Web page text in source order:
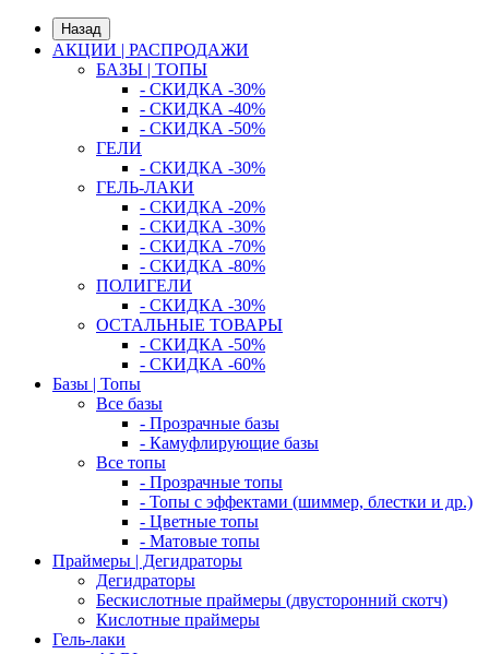
Назад
АКЦИИ | РАСПРОДАЖИ
БАЗЫ | ТОПЫ
- СКИДКА -30%
- СКИДКА -40%
- СКИДКА -50%
ГЕЛИ
- СКИДКА -30%
ГЕЛЬ-ЛАКИ
- СКИДКА -20%
- СКИДКА -30%
- СКИДКА -70%
- СКИДКА -80%
ПОЛИГЕЛИ
- СКИДКА -30%
ОСТАЛЬНЫЕ ТОВАРЫ
- СКИДКА -50%
- СКИДКА -60%
Базы | Топы
Все базы
- Прозрачные базы
- Камуфлирующие базы
Все топы
- Прозрачные топы
- Топы с эффектами (шиммер, блестки и др.)
- Цветные топы
- Матовые топы
Праймеры | Дегидраторы
Дегидраторы
Бескислотные праймеры (двусторонний скотч)
Кислотные праймеры
Гель-лаки